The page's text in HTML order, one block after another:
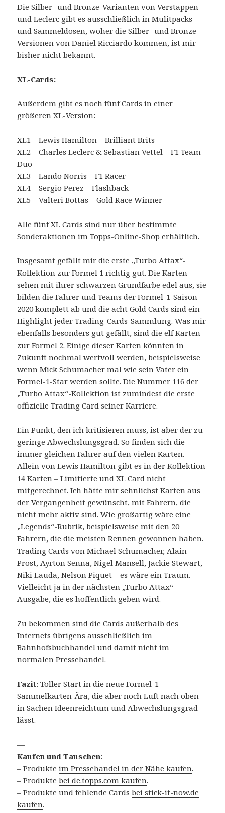
Die Silber- und Bronze-Varianten von Verstappen
und Leclerc gibt es ausschließlich in Mulitpacks
und Sammeldosen, woher die Silber- und Bronze-
Versionen von Daniel Ricciardo kommen, ist mir
bisher nicht bekannt.
XL-Cards:
Außerdem gibt es noch fünf Cards in einer
größeren XL-Version:
XL1 – Lewis Hamilton – Brilliant Brits
XL2 – Charles Leclerc & Sebastian Vettel – F1 Team
Duo
XL3 – Lando Norris – F1 Racer
XL4 – Sergio Perez – Flashback
XL5 – Valteri Bottas – Gold Race Winner
Alle fünf XL Cards sind nur über bestimmte
Sonderaktionen im Topps-Online-Shop erhältlich.
Insgesamt gefällt mir die erste „Turbo Attax“-
Kollektion zur Formel 1 richtig gut. Die Karten
sehen mit ihrer schwarzen Grundfarbe edel aus, sie
bilden die Fahrer und Teams der Formel-1-Saison
2020 komplett ab und die acht Gold Cards sind ein
Highlight jeder Trading-Cards-Sammlung. Was mir
ebenfalls besonders gut gefällt, sind die elf Karten
zur Formel 2. Einige dieser Karten könnten in
Zukunft nochmal wertvoll werden, beispielsweise
wenn Mick Schumacher mal wie sein Vater ein
Formel-1-Star werden sollte. Die Nummer 116 der
„Turbo Attax“-Kollektion ist zumindest die erste
offizielle Trading Card seiner Karriere.
Ein Punkt, den ich kritisieren muss, ist aber der zu
geringe Abwechslungsgrad. So finden sich die
immer gleichen Fahrer auf den vielen Karten.
Allein von Lewis Hamilton gibt es in der Kollektion
14 Karten – Limitierte und XL Card nicht
mitgerechnet. Ich hätte mir sehnlichst Karten aus
der Vergangenheit gewünscht, mit Fahrern, die
nicht mehr aktiv sind. Wie großartig wäre eine
„Legends“-Rubrik, beispielsweise mit den 20
Fahrern, die die meisten Rennen gewonnen haben.
Trading Cards von Michael Schumacher, Alain
Prost, Ayrton Senna, Nigel Mansell, Jackie Stewart,
Niki Lauda, Nelson Piquet – es wäre ein Traum.
Vielleicht ja in der nächsten „Turbo Attax“-
Ausgabe, die es hoffentlich geben wird.
Zu bekommen sind die Cards außerhalb des
Internets übrigens ausschließlich im
Bahnhofsbuchhandel und damit nicht im
normalen Pressehandel.
Fazit: Toller Start in die neue Formel-1-
Sammelkarten-Ära, die aber noch Luft nach oben
in Sachen Ideenreichtum und Abwechslungsgrad
lässt.
—
Kaufen und Tauschen:
– Produkteim Pressehandel in der Nähe kaufen.
– Produktebei de.topps.com kaufen.
– Produkte und fehlende Cardsbei stick-it-now.de
kaufen.